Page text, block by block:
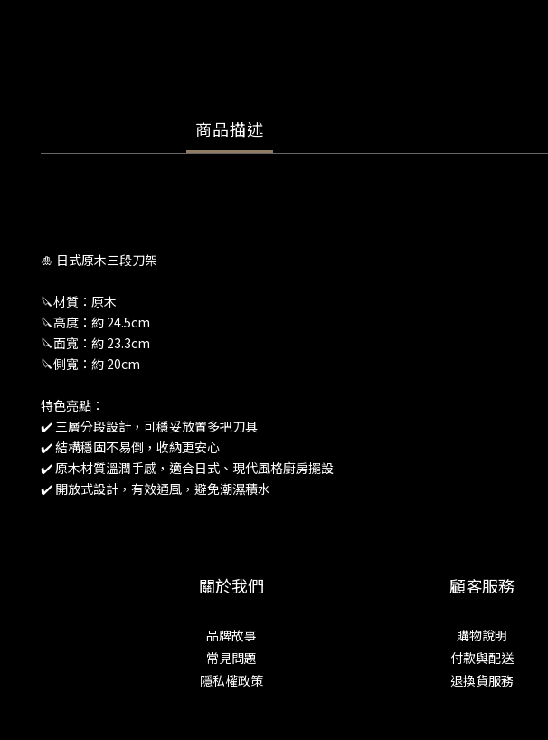
商品描述
🎍 日式原木三段刀架
🔪材質：原木
🔪高度：約 24.5cm
🔪面寬：約 23.3cm
🔪側寬：約 20cm
特色亮點：
✔️ 三層分段設計，可穩妥放置多把刀具
✔️ 結構穩固不易倒，收納更安心
✔️ 原木材質溫潤手感，適合日式、現代風格廚房擺設
✔️ 開放式設計，有效通風，避免潮濕積水
關於我們
品牌故事
常見問題
隱私權政策
顧客服務
購物說明
付款與配送
退換貨服務